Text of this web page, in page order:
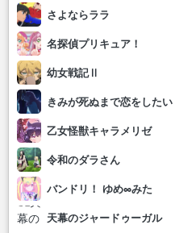
さよならララ
名探偵プリキュア！
幼女戦記Ⅱ
きみが死ぬまで恋をしたい
乙女怪獣キャラメリゼ
令和のダラさん
バンドリ！ ゆめ∞みた
天幕のジャードゥーガル